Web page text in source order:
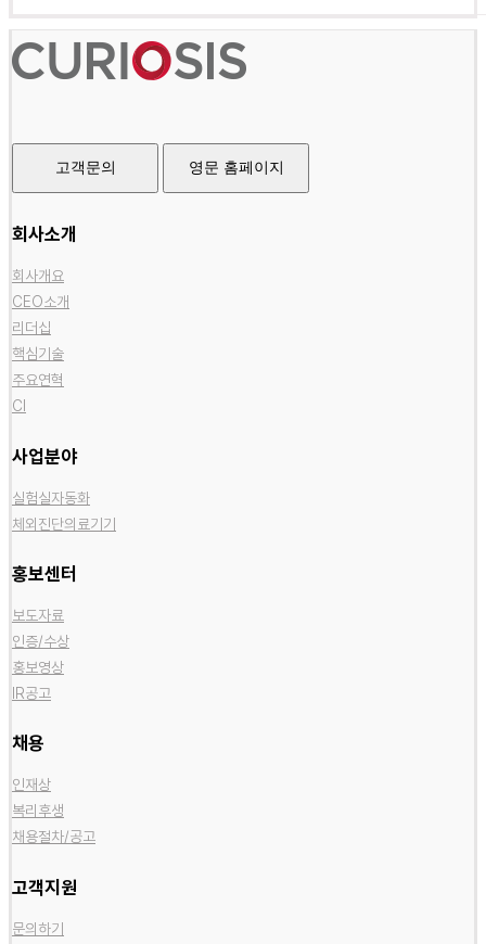
고객문의 영문 홈페이지
회사소개
회사개요
CEO소개
리더십
핵심기술
주요연혁
CI
사업분야
실험실자동화
체외진단의료기기
홍보센터
보도자료
인증/수상
홍보영상
IR공고
채용
인재상
복리후생
채용절차/공고
고객지원
문의하기